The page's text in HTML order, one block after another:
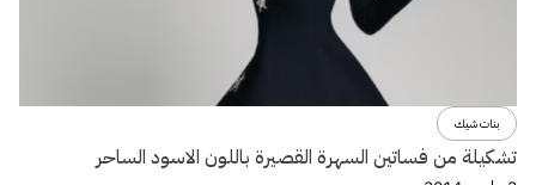
بنات شيك
تشكيلة من فساتين السهرة القصيرة باللون الاسود الساحر